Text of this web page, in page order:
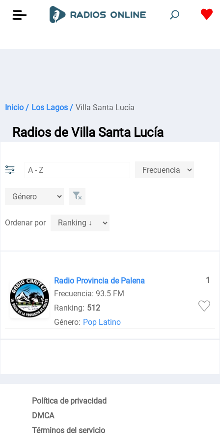
Inicio / Los Lagos / Villa Santa Lucía
Radios de Villa Santa Lucía
Ordenar por
Radio Provincia de Palena
1
Frecuencia: 93.5 FM
Ranking: 512
Género: Pop Latino
Política de privacidad
DMCA
Términos del servicio